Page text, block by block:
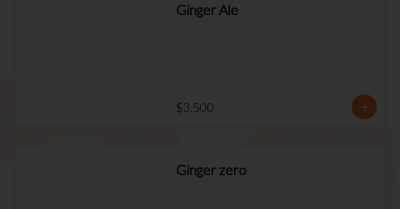
Ginger Ale
$3.500
Ginger zero